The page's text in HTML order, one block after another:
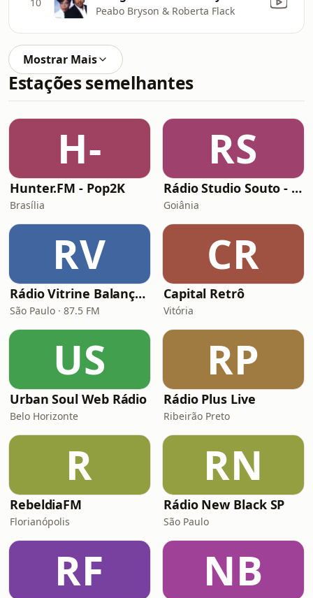
Peabo Bryson & Roberta Flack
Mostrar Mais
Estações semelhantes
H-
Hunter.FM - Pop2K
Brasília
RS
Rádio Studio Souto - Hip Hop
Goiânia
RV
Rádio Vitrine Balançante
São Paulo · 87.5 FM
CR
Capital Retrô
Vitória
US
Urban Soul Web Rádio
Belo Horizonte
RP
Rádio Plus Live
Ribeirão Preto
R
RebeldiaFM
Florianópolis
RN
Rádio New Black SP
São Paulo
RF NB